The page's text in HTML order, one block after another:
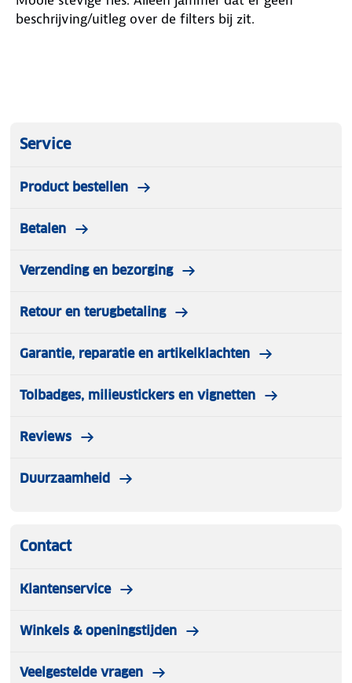
-Eenvoudig Onderhoudbeschrijving/uitleg over de filters bij zit.
Service
Product bestellen
Betalen
Verzending en bezorging
Retour en terugbetaling
Garantie, reparatie en artikelklachten
Tolbadges, milieustickers en vignetten
Reviews
Duurzaamheid
Contact
Klantenservice
Winkels & openingstijden
Veelgestelde vragen